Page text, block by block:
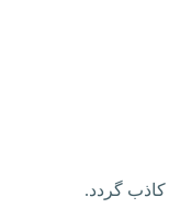
کاذب گردد.